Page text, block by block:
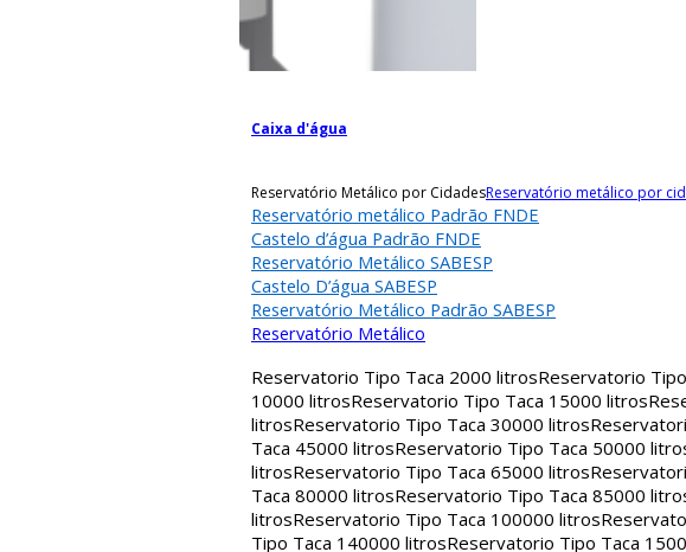
Caixa d'água
Reservatório Metálico por CidadesReservatório metálico por
Reservatório metálico Padrão FNDE
Castelo d’água Padrão FNDE
Reservatório Metálico SABESP
Castelo D’água SABESP
Reservatório Metálico Padrão SABESP
Reservatório Metálico
Reservatorio Tipo Taca 2000 litrosReservatorio
10000 litrosReservatorio Tipo Taca 15000 litros
litrosReservatorio Tipo Taca 30000 litros
Taca 45000 litrosReservatorio Tipo Taca 50000
litrosReservatorio Tipo Taca 65000 litros
Taca 80000 litrosReservatorio Tipo Taca 85000
litrosReservatorio Tipo Taca 100000 litros
Tipo Taca 140000 litrosReservatorio Tipo Taca